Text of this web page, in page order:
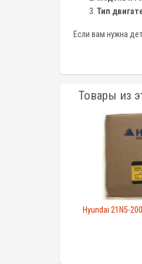
Тип
Если вам нужна
Товары из
Hyundai 21N5-